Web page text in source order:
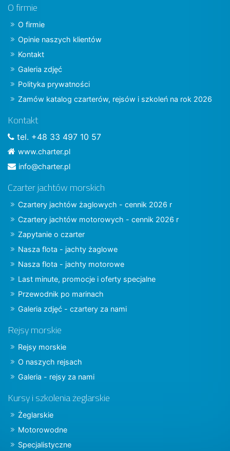
O firmie
O firmie
Opinie naszych klientów
Kontakt
Galeria zdjęć
Polityka prywatności
Zamów katalog czarterów, rejsów i szkoleń na rok 2026
Kontakt
tel. +48 33 497 10 57
www.charter.pl
info@charter.pl
Czarter jachtów morskich
Czartery jachtów żaglowych - cennik 2026 r
Czartery jachtów motorowych - cennik 2026 r
Zapytanie o czarter
Nasza flota - jachty żaglowe
Nasza flota - jachty motorowe
Last minute, promocje i oferty specjalne
Przewodnik po marinach
Galeria zdjęć - czartery za nami
Rejsy morskie
Rejsy morskie
O naszych rejsach
Galeria - rejsy za nami
Kursy i szkolenia żeglarskie
Żeglarskie
Motorowodne
Specjalistyczne